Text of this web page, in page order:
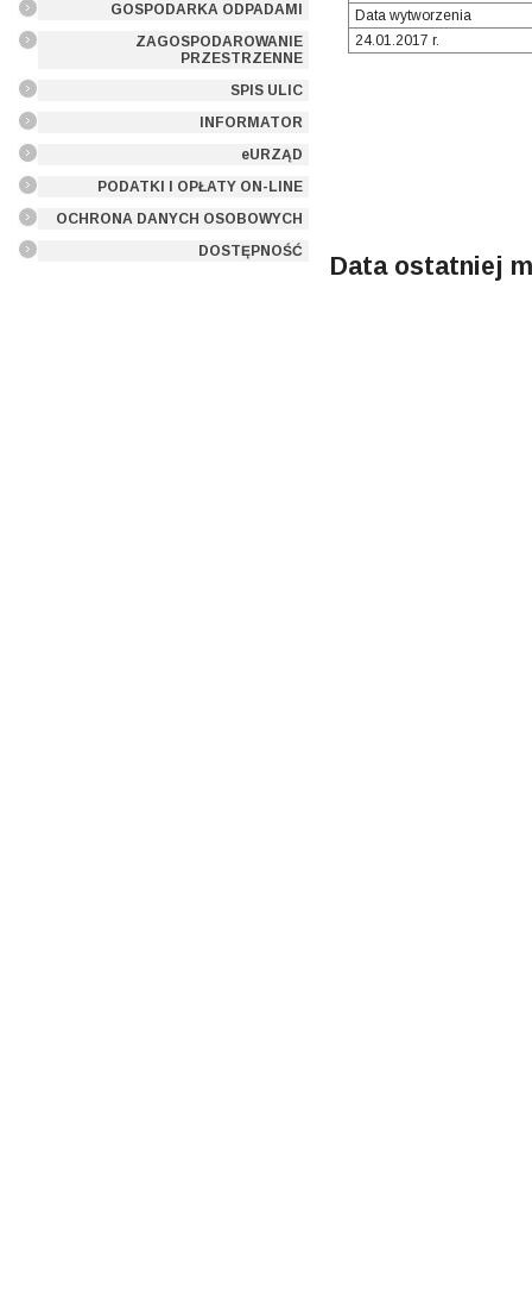
GOSPODARKA ODPADAMI
ZAGOSPODAROWANIE
PRZESTRZENNE
SPIS ULIC
INFORMATOR
eURZĄD
PODATKI I OPŁATY ON-LINE
OCHRONA DANYCH OSOBOWYCH
DOSTĘPNOŚĆ
Data wytworzenia
24.01.2017 r.
Data ostatniej